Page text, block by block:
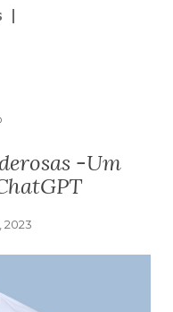
-Um
2023